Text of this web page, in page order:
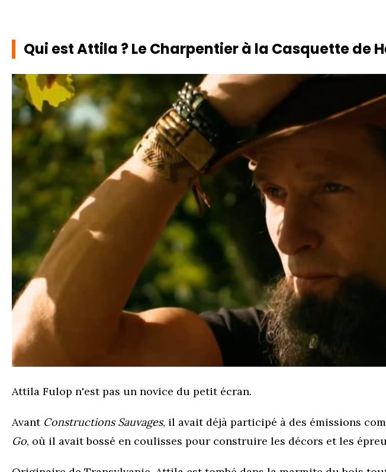
Qui est Attila ? Le Charpentier à la Casquette de
Attila Fulop n'est pas un novice du petit écran.
Avant Constructions Sauvages, il avait déjà participé à des émissions
Go, où il avait bossé en coulisses pour construire les décors et les